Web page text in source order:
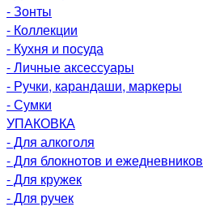
- Зонты
- Коллекции
- Кухня и посуда
- Личные аксессуары
- Ручки, карандаши, маркеры
- Сумки
УПАКОВКА
- Для алкоголя
- Для блокнотов и ежедневников
- Для кружек
- Для ручек